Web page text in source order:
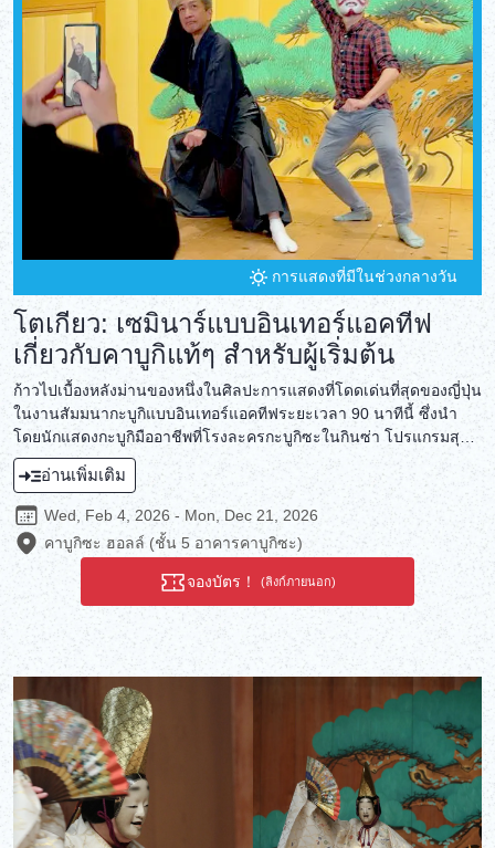
DEUTSCH
ITALIANO
ESPAÑOL
การแสดงที่มีในช่วงกลางวัน
โตเกียว: เซมินาร์แบบอินเทอร์แอคทีฟ
เกี่ยวกับคาบูกิแท้ๆ สำหรับผู้เริ่มต้น
ก้าวไปเบื้องหลังม่านของหนึ่งในศิลปะการแสดงที่โดดเด่นที่สุดของญี่ปุ่น
ในงานสัมมนากะบูกิแบบอินเทอร์แอคทีฟระยะเวลา 90 นาทีนี้ ซึ่งนำ
โดยนักแสดงกะบูกิมืออาชีพที่โรงละครกะบูกิซะในกินซ่า โปรแกรมสุด
พิเศษนี้จะพาคุณสำรวจประวัติศาสตร์อันยาวนานและเทคนิคอันเป็น
เอกลักษณ์ของกะบุกิ!
อ่านเพิ่มเติม
Wed, Feb 4, 2026 - Mon, Dec 21, 2026
คาบูกิซะ ฮอลล์ (ชั้น 5 อาคารคาบูกิซะ)
จองบัตร！ (ลิงก์ภายนอก)